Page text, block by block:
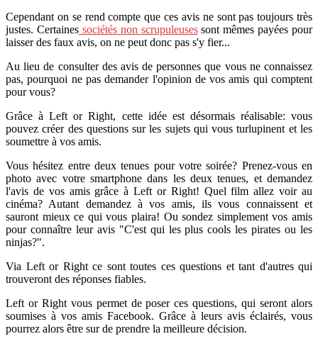
Cependant on se rend compte que ces avis ne sont pas toujours très
justes. Certainessociétés non scrupuleusessont mêmes payées pour
laisser des faux avis, on ne peut donc pas s'y fier...
Au lieu de consulter des avis de personnes que vous ne connaissez
pas, pourquoi ne pas demander l'opinion de vos amis qui comptent
pour vous?
Grâce à Left or Right, cette idée est désormais réalisable: vous
pouvez créer des questions sur les sujets qui vous turlupinent et les
soumettre à vos amis.
Vous hésitez entre deux tenues pour votre soirée? Prenez-vous en
photo avec votre smartphone dans les deux tenues, et demandez
l'avis de vos amis grâce à Left or Right! Quel film allez voir au
cinéma? Autant demandez à vos amis, ils vous connaissent et
sauront mieux ce qui vous plaira! Ou sondez simplement vos amis
pour connaître leur avis "C'est qui les plus cools les pirates ou les
ninjas?".
Via Left or Right ce sont toutes ces questions et tant d'autres qui
trouveront des réponses fiables.
Left or Right vous permet de poser ces questions, qui seront alors
soumises à vos amis Facebook. Grâce à leurs avis éclairés, vous
pourrez alors être sur de prendre la meilleure décision.